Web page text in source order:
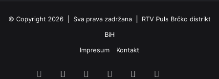
© Copyright 2026 | Sva prava zadržana | RTV Puls Brčko distrikt
BiH
Impresum
Kontakt
Facebook PinterestYouTubeInstagram